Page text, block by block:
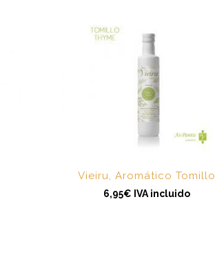
Vieiru, Aromático Tomillo
6,95€ IVA incluido